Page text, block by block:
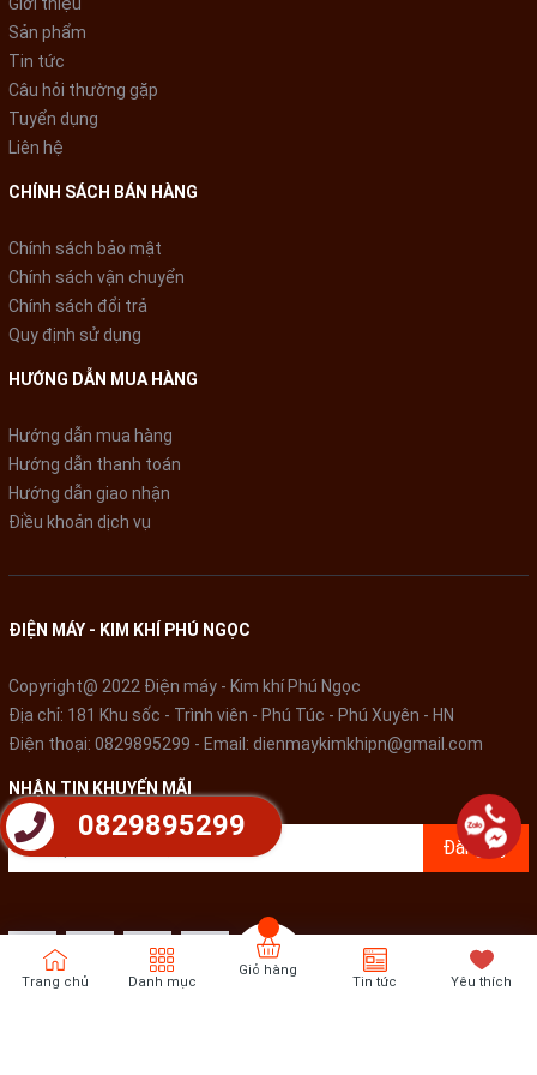
Sản phẩm
Tin tức
Câu hỏi thường gặp
Tuyển dụng
Liên hệ
CHÍNH SÁCH BÁN HÀNG
Chính sách bảo mật
Chính sách vận chuyển
Chính sách đổi trả
Quy định sử dụng
HƯỚNG DẪN MUA HÀNG
Hướng dẫn mua hàng
Hướng dẫn thanh toán
Hướng dẫn giao nhận
Điều khoản dịch vụ
ĐIỆN MÁY - KIM KHÍ PHÚ NGỌC
Copyright@ 2022 Điện máy - Kim khí Phú Ngọc
Địa chỉ: 181 Khu sốc - Trình viên - Phú Túc - Phú Xuyên - HN
Điện thoại: 0829895299 - Email: dienmaykimkhipn@gmail.com
NHẬN TIN KHUYẾN MÃI
Đăng ký
Trang chủ Danh mục
Giỏ hàng
Tin tức Yêu thích
0829895299